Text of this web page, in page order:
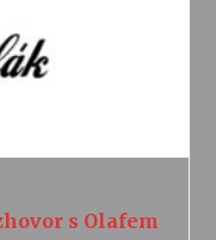
s Olafem